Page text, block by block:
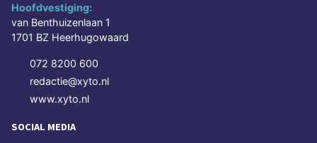
Hoofdvestiging:
van Benthuizenlaan 1
1701 BZ Heerhugowaard
072 8200 600
redactie@xyto.nl
www.xyto.nl
SOCIAL MEDIA